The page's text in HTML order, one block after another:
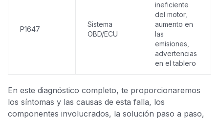
P1647
Sistema
OBD/ECU
ineficiente
del motor,
aumento en
las
emisiones,
advertencias
en el tablero
En este diagnóstico completo, te proporcionaremos
los síntomas y las causas de esta falla, los
componentes involucrados, la solución paso a paso,